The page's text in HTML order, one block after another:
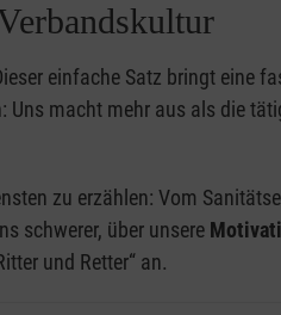
einfache Satz bringt eine
macht mehr aus als die
zu erzählen: Vom
schwerer, über unsere
und Retter“ an.